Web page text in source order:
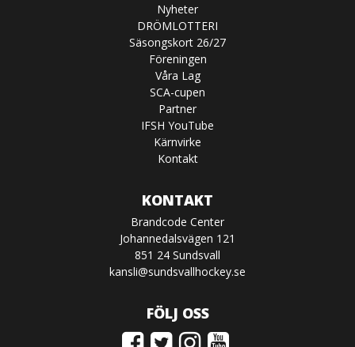
Nyheter
DRÖMLOTTERI
Säsongskort 26/27
Föreningen
Våra Lag
SCA-cupen
Partner
IFSH YouTube
Kärnvirke
Kontakt
KONTAKT
Brandcode Center
Johannedalsvägen 121
851 24 Sundsvall
kansli@sundsvallhockey.se
FÖLJ OSS